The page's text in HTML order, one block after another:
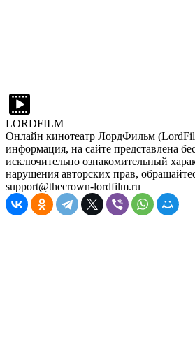
LORDFILM
Онлайн кинотеатр ЛордФильм
информация, на сайте представлена
исключительно ознакомительный
нарушения авторских прав,
support@thecrown-lordfilm.ru